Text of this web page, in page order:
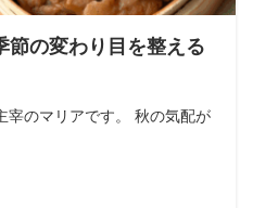
節の変わり目を整える
宰のマリアです。 秋の気配が